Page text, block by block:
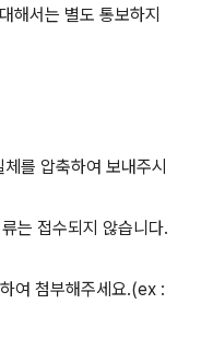
해서는 별도 통보하지
를 압축하여 보내주시
는 접수되지 않습니다.
여 첨부해주세요.(ex :